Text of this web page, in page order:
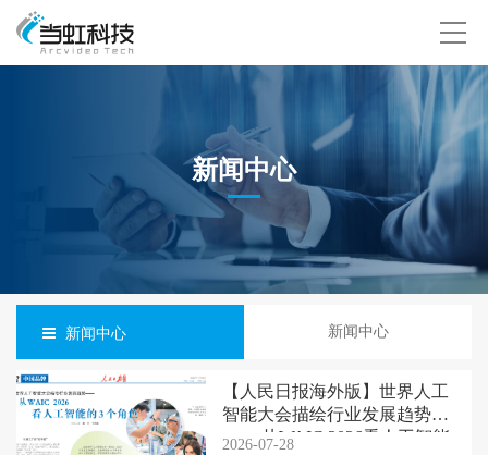
新闻中心
新闻中心 新闻中心
【人民日报海外版】世界人工
智能大会描绘行业发展趋势
—— 从WAIC 2026看人工智能
2026-07-28